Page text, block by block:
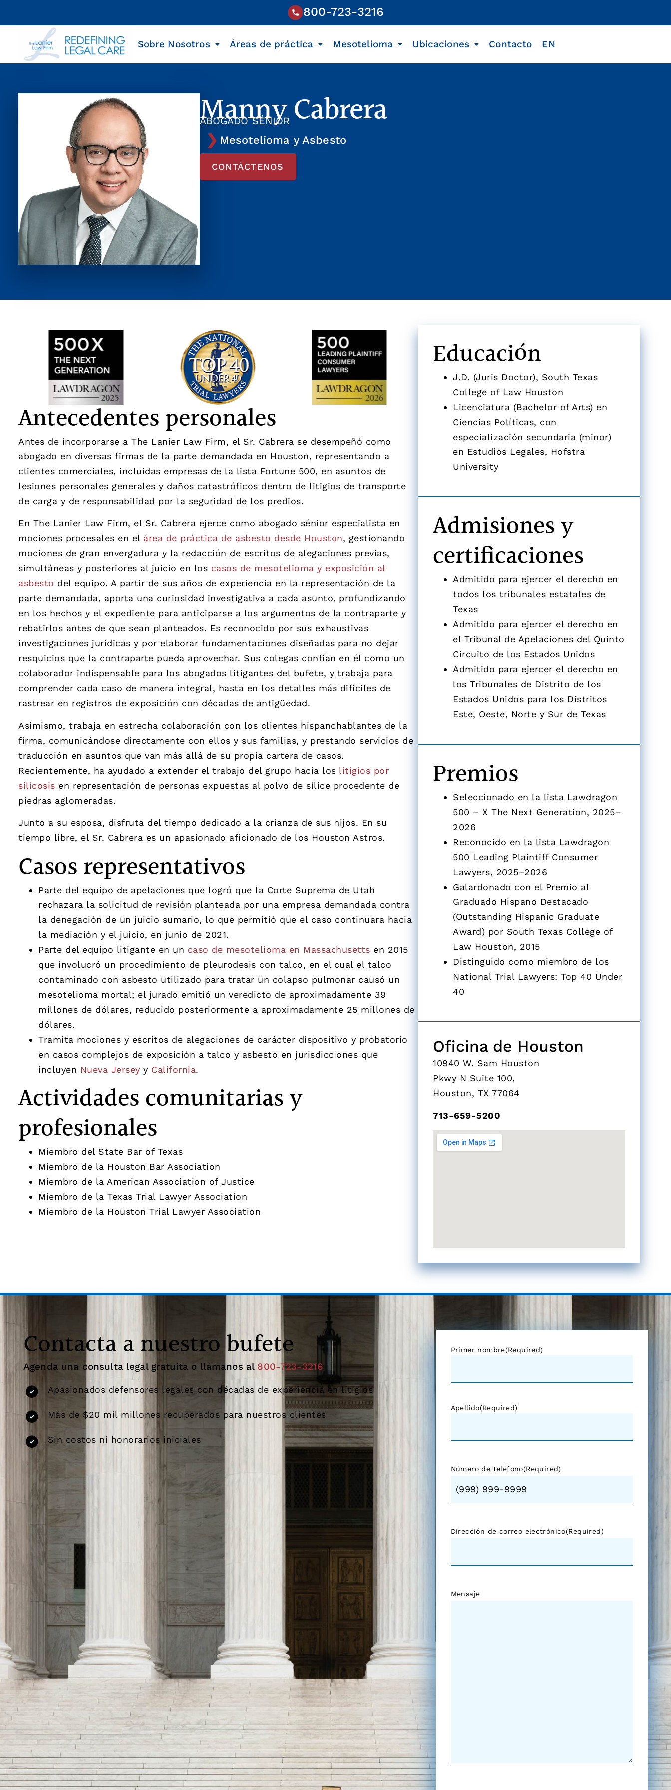
800-723-3216
Sobre Nosotros Áreas de práctica Mesotelioma Ubicaciones Contacto EN
Manny Cabrera
ABOGADO SÉNIOR
Mesotelioma y Asbesto
CONTÁCTENOS
Antecedentes personales
Antes de incorporarse a The Lanier Law Firm, el Sr. Cabrera se desempeñó como
abogado en diversas firmas de la parte demandada en Houston, representando a
clientes comerciales, incluidas empresas de la lista Fortune 500, en asuntos de
lesiones personales generales y daños catastróficos dentro de litigios de transporte
de carga y de responsabilidad por la seguridad de los predios.
En The Lanier Law Firm, el Sr. Cabrera ejerce como abogado sénior especialista en
mociones procesales en el área de práctica de asbesto desde Houston, gestionando
mociones de gran envergadura y la redacción de escritos de alegaciones previas,
simultáneas y posteriores al juicio en los casos de mesotelioma y exposición al
asbesto del equipo. A partir de sus años de experiencia en la representación de la
parte demandada, aporta una curiosidad investigativa a cada asunto, profundizando
en los hechos y el expediente para anticiparse a los argumentos de la contraparte y
rebatirlos antes de que sean planteados. Es reconocido por sus exhaustivas
investigaciones jurídicas y por elaborar fundamentaciones diseñadas para no dejar
resquicios que la contraparte pueda aprovechar. Sus colegas confían en él como un
colaborador indispensable para los abogados litigantes del bufete, y trabaja para
comprender cada caso de manera integral, hasta en los detalles más difíciles de
rastrear en registros de exposición con décadas de antigüedad.
Asimismo, trabaja en estrecha colaboración con los clientes hispanohablantes de la
firma, comunicándose directamente con ellos y sus familias, y prestando servicios de
traducción en asuntos que van más allá de su propia cartera de casos.
Recientemente, ha ayudado a extender el trabajo del grupo hacia los litigios por
silicosis en representación de personas expuestas al polvo de sílice procedente de
piedras aglomeradas.
Junto a su esposa, disfruta del tiempo dedicado a la crianza de sus hijos. En su
tiempo libre, el Sr. Cabrera es un apasionado aficionado de los Houston Astros.
Casos representativos
Parte del equipo de apelaciones que logró que la Corte Suprema de Utah
rechazara la solicitud de revisión planteada por una empresa demandada contra
la denegación de un juicio sumario, lo que permitió que el caso continuara hacia
la mediación y el juicio, en junio de 2021.
Parte del equipo litigante en un caso de mesotelioma en Massachusetts en 2015
que involucró un procedimiento de pleurodesis con talco, en el cual el talco
contaminado con asbesto utilizado para tratar un colapso pulmonar causó un
mesotelioma mortal; el jurado emitió un veredicto de aproximadamente 39
millones de dólares, reducido posteriormente a aproximadamente 25 millones de
dólares.
Tramita mociones y escritos de alegaciones de carácter dispositivo y probatorio
en casos complejos de exposición a talco y asbesto en jurisdicciones que
incluyen Nueva Jersey y California.
Actividades comunitarias y
profesionales
Miembro del State Bar of Texas
Miembro de la Houston Bar Association
Miembro de la American Association of Justice
Miembro de la Texas Trial Lawyer Association
Miembro de la Houston Trial Lawyer Association
Educación
J.D. (Juris Doctor), South Texas
College of Law Houston
Licenciatura (Bachelor of Arts) en
Ciencias Políticas, con
especialización secundaria (minor)
en Estudios Legales, Hofstra
University
Admisiones y
certificaciones
Admitido para ejercer el derecho en
todos los tribunales estatales de
Texas
Admitido para ejercer el derecho en
el Tribunal de Apelaciones del Quinto
Circuito de los Estados Unidos
Admitido para ejercer el derecho en
los Tribunales de Distrito de los
Estados Unidos para los Distritos
Este, Oeste, Norte y Sur de Texas
Premios
Seleccionado en la lista Lawdragon
500 – X The Next Generation, 2025–
2026
Reconocido en la lista Lawdragon
500 Leading Plaintiff Consumer
Lawyers, 2025–2026
Galardonado con el Premio al
Graduado Hispano Destacado
(Outstanding Hispanic Graduate
Award) por South Texas College of
Law Houston, 2015
Distinguido como miembro de los
National Trial Lawyers: Top 40 Under
40
Oficina de Houston
10940 W. Sam Houston
Pkwy N Suite 100,
Houston, TX 77064
713-659-5200
Contacta a nuestro bufete
Agenda una consulta legal gratuita o llámanos al 800-723-3216
Apasionados defensores legales con décadas de experiencia en litigios
Más de $20 mil millones recuperados para nuestros clientes
Sin costos ni honorarios iniciales
Primer nombre(Required)
Apellido(Required)
Número de teléfono(Required)
Dirección de correo electrónico(Required)
Mensaje